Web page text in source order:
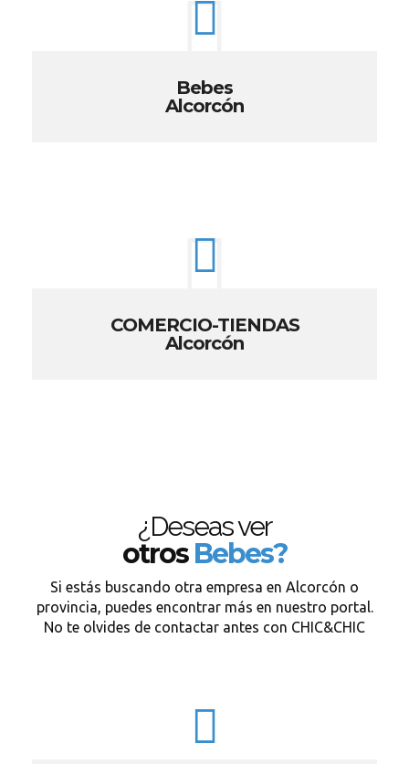
Bebes
Alcorcón
COMERCIO-TIENDAS
Alcorcón
¿Deseas ver
otrosBebes?
Si estás buscando otra empresa en Alcorcón o
provincia, puedes encontrar más en nuestro portal.
No te olvides de contactar antes con CHIC&CHIC